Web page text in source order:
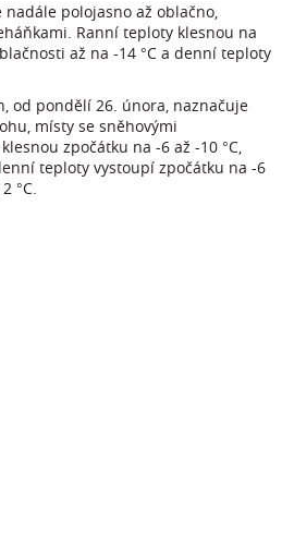
nadále polojasno až oblačno,
Ranní teploty klesnou na
až na -14 °C a denní teploty
od pondělí 26. února, naznačuje
místy se sněhovými
zpočátku na -6 až -10 °C,
teploty vystoupí zpočátku na -6
°C.